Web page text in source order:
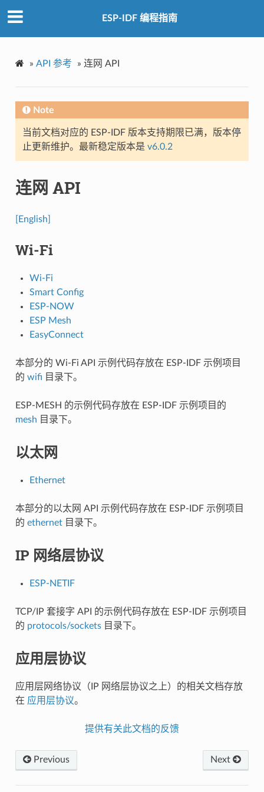
ESP-IDF 编程指南
» API 参考 » 连网 API
Note
当前文档对应的 ESP-IDF 版本支持期限已满，版本停
止更新维护。最新稳定版本是 v6.0.2
连网 API
[English]
Wi-Fi
Wi-Fi
Smart Config
ESP-NOW
ESP Mesh
EasyConnect
本部分的 Wi-Fi API 示例代码存放在 ESP-IDF 示例项目
的 wifi 目录下。
ESP-MESH 的示例代码存放在 ESP-IDF 示例项目的
mesh 目录下。
以太网
Ethernet
本部分的以太网 API 示例代码存放在 ESP-IDF 示例项目
的 ethernet目录下。
IP 网络层协议
ESP-NETIF
TCP/IP 套接字 API 的示例代码存放在 ESP-IDF 示例项目
的 protocols/sockets目录下。
应用层协议
应用层网络协议（IP 网络层协议之上）的相关文档存放
在 应用层协议。
提供有关此文档的反馈
Next
Previous